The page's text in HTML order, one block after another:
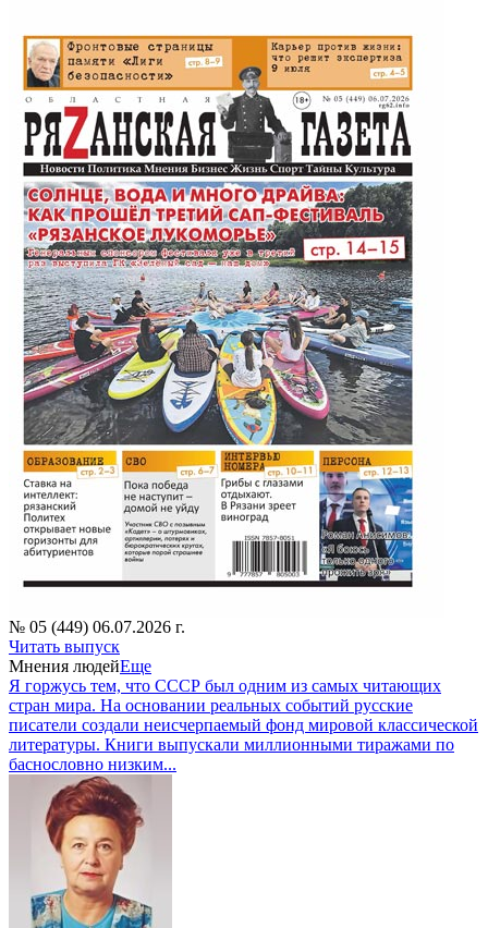
№ 05 (449) 06.07.2026 г.
Читать выпуск
Мнения людейЕще
Я горжусь тем, что СССР был одним из самых читающих
стран мира. На основании реальных событий русские
писатели создали неисчерпаемый фонд мировой классической
литературы. Книги выпускали миллионными тиражами по
баснословно низким...